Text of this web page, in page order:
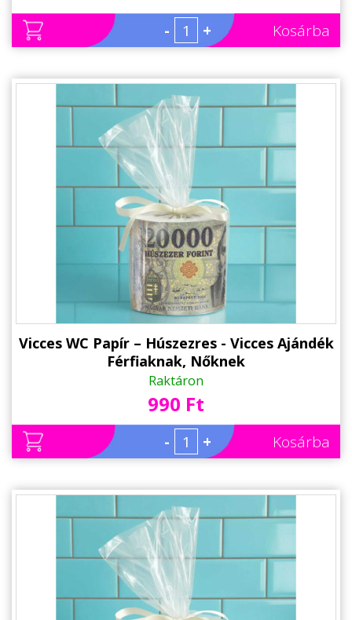
- + Kosárba
Vicces WC Papír – Húszezres - Vicces Ajándék
Férfiaknak, Nőknek
Raktáron
990 Ft
- + Kosárba